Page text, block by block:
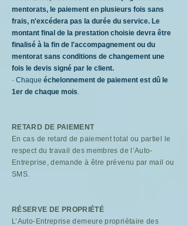
mentorats, le paiement en plusieurs fois sans
frais, n'excédera pas la durée du service. Le
montant final de la prestation choisie devra être
finalisé à la fin de l'accompagnement ou du
mentorat sans conditions de changement une
fois le devis signé par le client.
· Chaque échelonnement de paiement est dû le
1er de chaque mois.
RETARD DE PAIEMENT​
En cas de retard de paiement total ou partiel le
respect du travail des membres de l’Auto-
Entreprise, demande à être prévenu par mail ou
SMS.
RÉSERVE DE PROPRIÉTÉ
L’Auto-Entreprise demeure propriétaire des